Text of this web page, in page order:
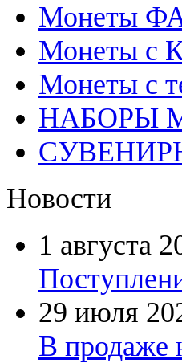
Монеты
Монеты с
Монеты с
НАБОРЫ
Новости
1 августа
29 июля
В